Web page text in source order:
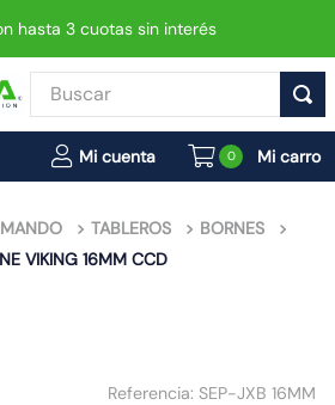
hasta 3 cuotas sin interés
Buscar
0
TABLEROS
BORNES
VIKING 16MM CCD
Referencia: SEP-JXB 16MM
TÉRMINOS MÁS BUSCADOS
1.
enchufe
.
interruptor
3.
foco
matixgo